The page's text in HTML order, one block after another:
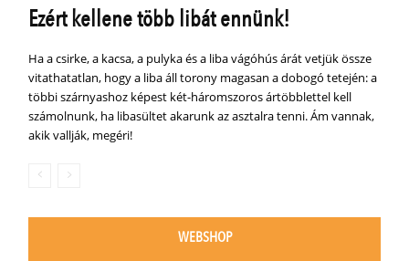
Ezért kellene több libát ennünk!
Ha a csirke, a kacsa, a pulyka és a liba vágóhús árát vetjük össze
vitathatatlan, hogy a liba áll torony magasan a dobogó tetején: a
többi szárnyashoz képest két-háromszoros ártöbblettel kell
számolnunk, ha libasültet akarunk az asztalra tenni. Ám vannak,
akik vallják, megéri!
WEBSHOP